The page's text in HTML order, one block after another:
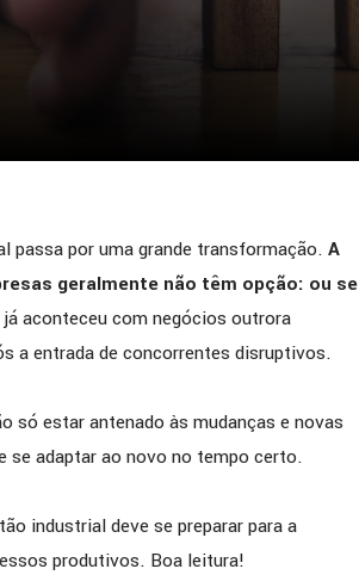
passa por uma grande transformação. A
geralmente não têm opção: ou se
aconteceu com negócios outrora
a entrada de concorrentes disruptivos.
só estar antenado às mudanças e novas
se adaptar ao novo no tempo certo.
industrial deve se preparar para a
produtivos. Boa leitura!